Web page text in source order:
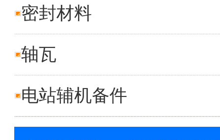
密封材料
轴瓦
电站辅机备件